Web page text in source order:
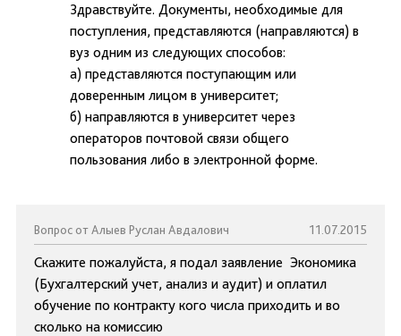
Здравствуйте. Документы, необходимые для
поступления, представляются (направляются) в
вуз одним из следующих способов:
а) представляются поступающим или
доверенным лицом в университет;
б) направляются в университет через
операторов почтовой связи общего
пользования либо в электронной форме.
Вопрос от Алыев Руслан Авдалович 11.07.2015
Скажите пожалуйста, я подал заявление Экономика
(Бухгалтерский учет, анализ и аудит) и оплатил
обучение по контракту кого числа приходить и во
сколько на комиссию